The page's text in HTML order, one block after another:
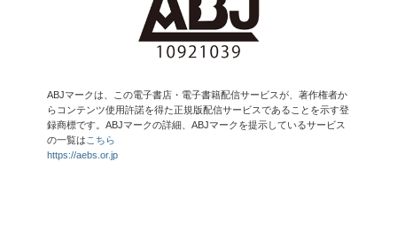
ABJマークは、この電子書店・電子書籍配信サービスが、著作権者か
らコンテンツ使用許諾を得た正規版配信サービスであることを示す登
録商標です。ABJマークの詳細、ABJマークを提示しているサービス
の一覧は こちら
https://aebs.or.jp